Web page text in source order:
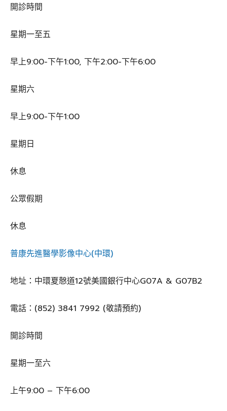
開診時間
星期一至五
早上9:00-下午1:00, 下午2:00-下午6:00
星期六
早上9:00-下午1:00
星期日
休息
公眾假期
休息
普康先進醫學影像中心(中環)
地址：中環夏慤道12號美國銀行中心G07A & G07B2
電話：(852) 3841 7992 (敬請預約)
開診時間
星期一至六
上午9:00 – 下午6:00